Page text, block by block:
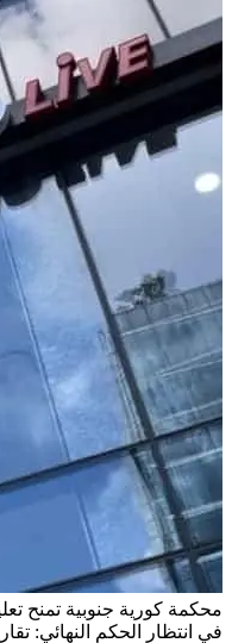
محكمة كورية جنوبية تمنح
في انتظار الحكم النهائي: